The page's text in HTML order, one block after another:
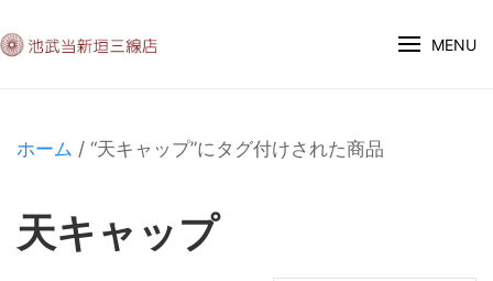
MENU
ホーム / “天キャップ”にタグ付けされた商品
天キャップ